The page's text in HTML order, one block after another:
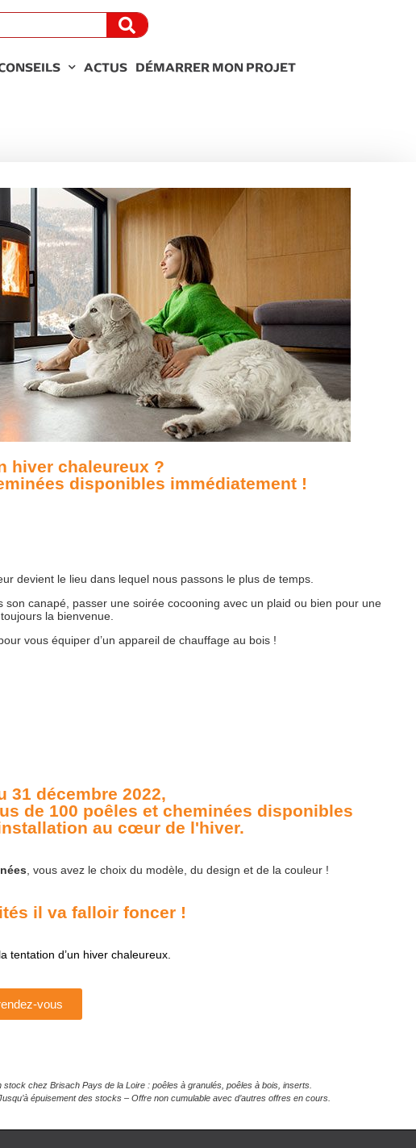
ACTUS DÉMARRER MON PROJET
hiver chaleureux ?
disponibles immédiatement !
devient le lieu dans lequel nous passons le plus de temps.
canapé, passer une soirée cocooning avec un plaid ou bien pour une
la bienvenue.
vous équiper d’un appareil de chauffage au bois !
31 décembre 2022,
de 100 poêles et cheminées disponibles
au cœur de l'hiver.
, vous avez le choix du modèle, du design et de la couleur !
il va falloir foncer !
tentation d’un hiver chaleureux.
vous
chez Brisach Pays de la Loire : poêles à granulés, poêles à bois, inserts.
épuisement des stocks – Offre non cumulable avec d’autres offres en cours.